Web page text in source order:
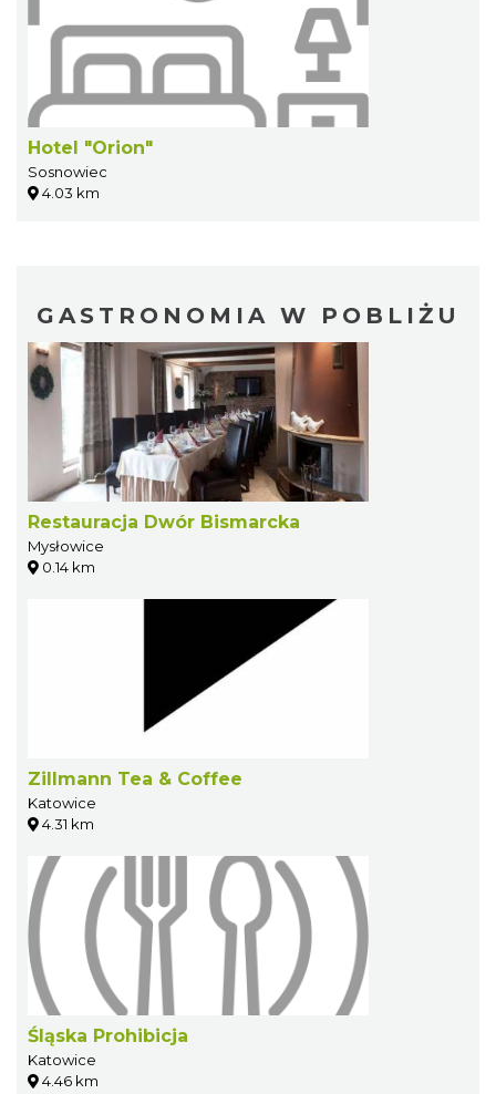
Hotel "Orion"
Sosnowiec
4.03 km
GASTRONOMIA W POBLIŻU
Restauracja Dwór Bismarcka
Mysłowice
0.14 km
Zillmann Tea & Coffee
Katowice
4.31 km
Śląska Prohibicja
Katowice
4.46 km